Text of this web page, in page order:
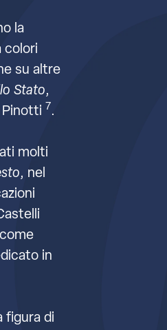
la
colori
su altre
Stato,
Pinotti 7 .
molti
, nel
in
figura di